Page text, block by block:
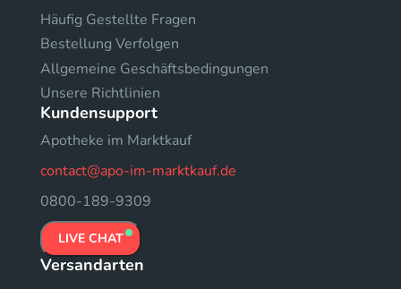
Häufig Gestellte Fragen
Bestellung Verfolgen
Allgemeine Geschäftsbedingungen
Unsere Richtlinien
Kundensupport
Apotheke im Marktkauf
contact@apo-im-marktkauf.de
0800-189-9309
LIVE CHAT
Versandarten